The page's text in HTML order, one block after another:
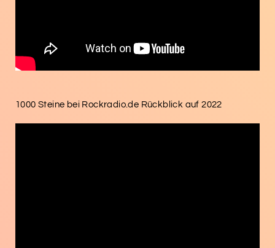
1000 Steine bei Rockradio.de Rückblick auf 2022